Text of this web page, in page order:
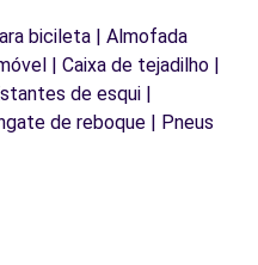
bicileta | Almofada
| Caixa de tejadilho |
de esqui |
de reboque | Pneus